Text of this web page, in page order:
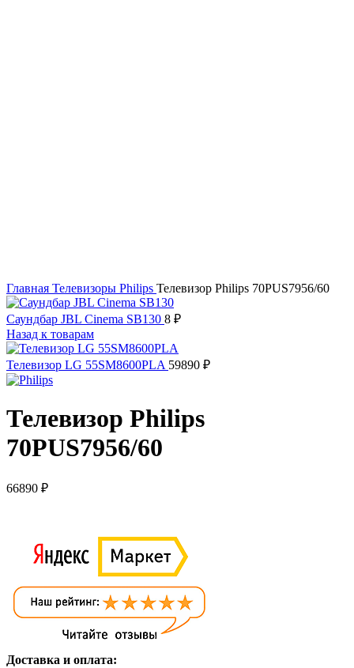
Главная Телевизоры Philips Телевизор Philips 70PUS7956/60
Саундбар JBL Cinema SB130 8 ₽
Назад к товарам
Телевизор LG 55SM8600PLA 59890 ₽
Телевизор Philips
70PUS7956/60
66890 ₽
Доставка и оплата: